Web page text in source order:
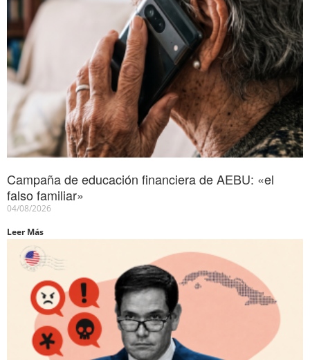
Campaña de educación financiera de AEBU: «el
falso familiar»
04/08/2026
Leer Más